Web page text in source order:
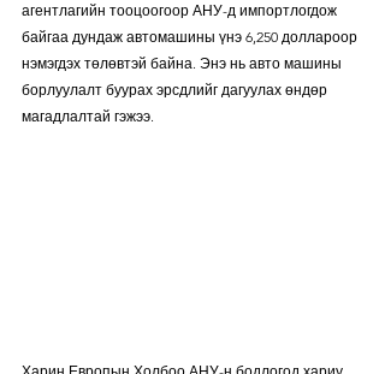
агентлагийн тооцоогоор АНУ-д импортлогдож
байгаа дундаж автомашины үнэ 6,250 доллароор
нэмэгдэх төлөвтэй байна. Энэ нь авто машины
борлуулалт буурах эрсдлийг дагуулах өндөр
магадлалтай гэжээ.